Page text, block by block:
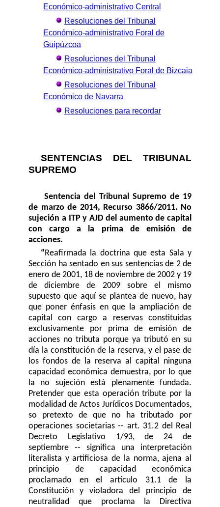
Económico-administrativo Central
Resoluciones del Tribunal
Económico-administrativo Foral de
Guipúzcoa
Resoluciones del Tribunal
Económico-administrativo Foral de Bizcaia
Resoluciones del Tribunal
Económico de Navarra
Resoluciones para recordar
SENTENCIAS DEL TRIBUNAL
SUPREMO
Sentencia del Tribunal Supremo de 19
de marzo de 2014, Recurso 3866/2011. No
sujeción a ITP y AJD del aumento de capital
con cargo a la prima de emisión de
acciones.
“Reafirmada la doctrina que esta Sala y
Sección ha sentado en sus sentencias de 2 de
enero de 2001, 18 de noviembre de 2002 y 19
de diciembre de 2009 sobre el mismo
supuesto que aquí se plantea de nuevo, hay
que poner énfasis en que la ampliación de
capital con cargo a reservas constituidas
exclusivamente por prima de emisión de
acciones no tributa porque ya tributó en su
día la constitución de la reserva, y el pase de
los fondos de la reserva al capital ninguna
capacidad económica demuestra, por lo que
la no sujeción está plenamente fundada.
Pretender que esta operación tribute por la
modalidad de Actos Jurídicos Documentados,
so pretexto de que no ha tributado por
operaciones societarias -- art. 31.2 del Real
Decreto Legislativo 1/93, de 24 de
septiembre -- significa una interpretación
literalista y artificiosa de la norma, ajena al
principio de capacidad económica
proclamado en el artículo 31.1 de la
Constitución y violadora del principio de
neutralidad que proclama la Directiva